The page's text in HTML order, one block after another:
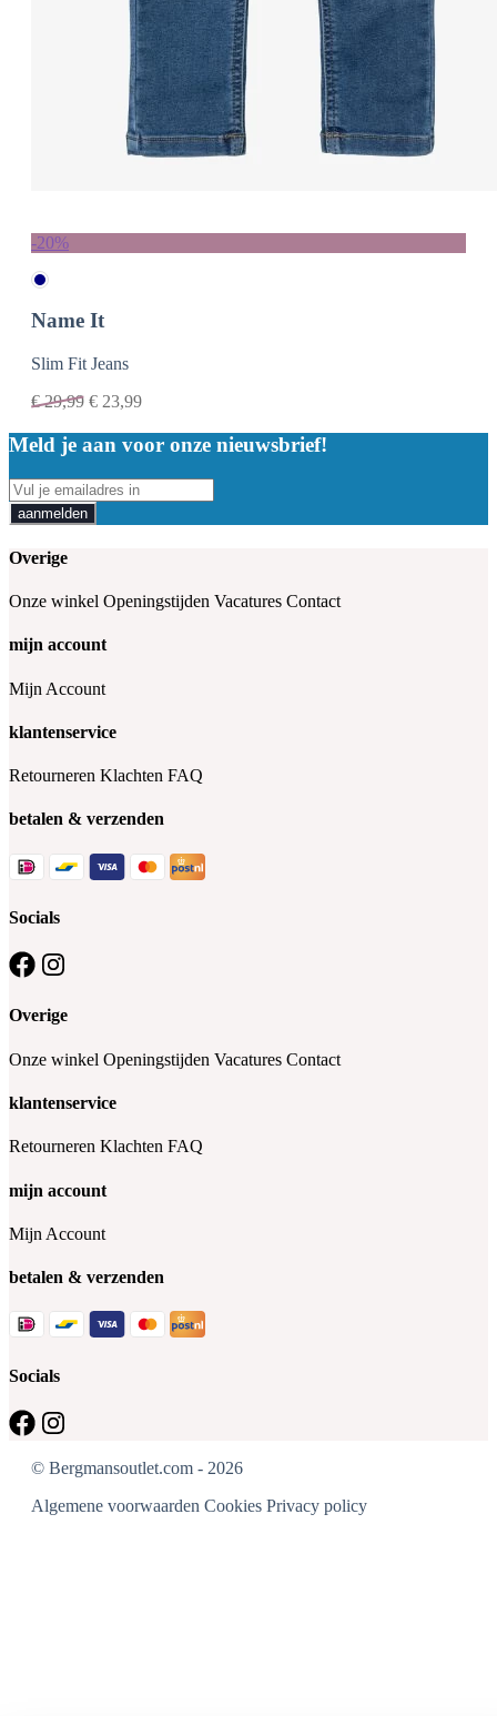
-20%
Name It
Slim Fit Jeans
€29,99 € 23,99
Meld je aan voor onze nieuwsbrief!
aanmelden
Overige
Onze winkel Openingstijden Vacatures Contact
mijn account
Mijn Account
klantenservice
Retourneren Klachten FAQ
betalen & verzenden
Socials
Overige
Onze winkel Openingstijden Vacatures Contact
klantenservice
Retourneren Klachten FAQ
mijn account
Mijn Account
betalen & verzenden
Socials
© Bergmansoutlet.com - 2026
Algemene voorwaarden Cookies Privacy policy